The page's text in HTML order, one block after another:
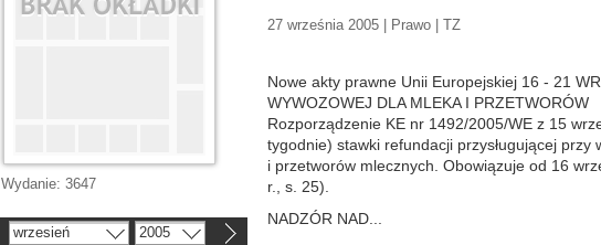
27 września 2005 | Prawo | TZ
Nowe akty prawne Unii Europejskiej 16 - 21
WYWOZOWEJ DLA MLEKA I PRZETWORÓW
Rozporządzenie KE nr 1492/2005/WE z 15
tygodnie) stawki refundacji przysługującej
i przetworów mlecznych. Obowiązuje od 16
r., s. 25).
NADZÓR NAD...
Wydanie: 3647
wrzesień 2005